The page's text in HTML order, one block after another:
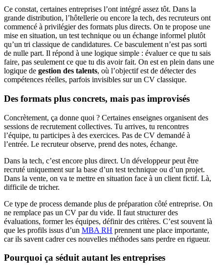
Ce constat, certaines entreprises l’ont intégré assez tôt. Dans la
grande distribution, l’hôtellerie ou encore la tech, des recruteurs ont
commencé à privilégier des formats plus directs. On te propose une
mise en situation, un test technique ou un échange informel plutôt
qu’un tri classique de candidatures. Ce basculement n’est pas sorti
de nulle part. Il répond à une logique simple : évaluer ce que tu sais
faire, pas seulement ce que tu dis avoir fait. On est en plein dans une
logique de gestion des talents, où l’objectif est de détecter des
compétences réelles, parfois invisibles sur un CV classique.
Des formats plus concrets, mais pas improvisés
Concrètement, ça donne quoi ? Certaines enseignes organisent des
sessions de recrutement collectives. Tu arrives, tu rencontres
l’équipe, tu participes à des exercices. Pas de CV demandé à
l’entrée. Le recruteur observe, prend des notes, échange.
Dans la tech, c’est encore plus direct. Un développeur peut être
recruté uniquement sur la base d’un test technique ou d’un projet.
Dans la vente, on va te mettre en situation face à un client fictif. Là,
difficile de tricher.
Ce type de process demande plus de préparation côté entreprise. On
ne remplace pas un CV par du vide. Il faut structurer des
évaluations, former les équipes, définir des critères. C’est souvent là
que les profils issus d’un MBA RH prennent une place importante,
car ils savent cadrer ces nouvelles méthodes sans perdre en rigueur.
Pourquoi ça séduit autant les entreprises